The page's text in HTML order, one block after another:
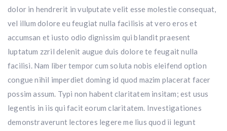
dolor in hendrerit in vulputate velit esse molestie consequat,
vel illum dolore eu feugiat nulla facilisis at vero eros et
accumsan et iusto odio dignissim qui blandit praesent
luptatum zzril delenit augue duis dolore te feugait nulla
facilisi. Nam liber tempor cum soluta nobis eleifend option
congue nihil imperdiet doming id quod mazim placerat facer
possim assum. Typi non habent claritatem insitam; est usus
legentis in iis qui facit eorum claritatem. Investigationes
demonstraverunt lectores legere me lius quod ii legunt